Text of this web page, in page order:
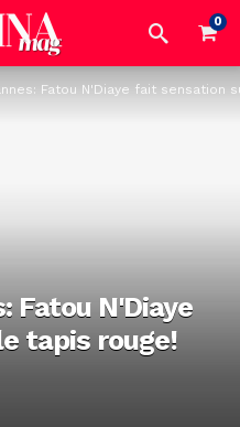
0
Fatou N'Diaye fait sensation
Fatou N'Diaye
tapis rouge!